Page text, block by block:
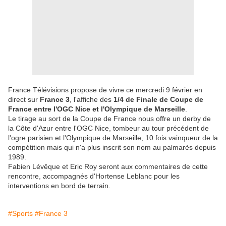
France Télévisions propose de vivre ce mercredi 9 février en
direct sur France 3 , l'affiche des 1/4 de Finale de Coupe de
France entre l'OGC Nice et l'Olympique de Marseille
Le tirage au sort de la Coupe de France nous offre un derby de
la Côte d'Azur entre l'OGC Nice, tombeur au tour précédent de
l'ogre parisien et l'Olympique de Marseille, 10 fois vainqueur de la
compétition mais qui n'a plus inscrit son nom au palmarès depuis
1989.
Fabien Lévêque et Eric Roy seront aux commentaires de cette
rencontre, accompagnés d'Hortense Leblanc pour les
interventions en bord de terrain.
#Sports #France 3